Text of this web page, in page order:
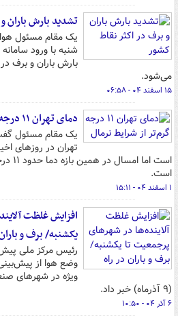
تشدید بارش باران
یک مقام مسئول
شنبه با ورود
بارش باران و برف
می‌شود.
۱۵ اسفند ۰۴ - ۰۶:۵۸
دمای تهران ۱۱ درجه گرم‌تر از شرایط نرمال
یک مقام مسئول
است
است.
۱ اسفند ۰۴ - ۱۵:۱۱
افزایش غلظت
یکشنبه/ برف و
رئیس مرکز ملی
وضع هوا از
ویژه در شهرهای
(۹ آذرماه) خبر داد.
۶ آذر ۰۴ - ۱۰:۵۰